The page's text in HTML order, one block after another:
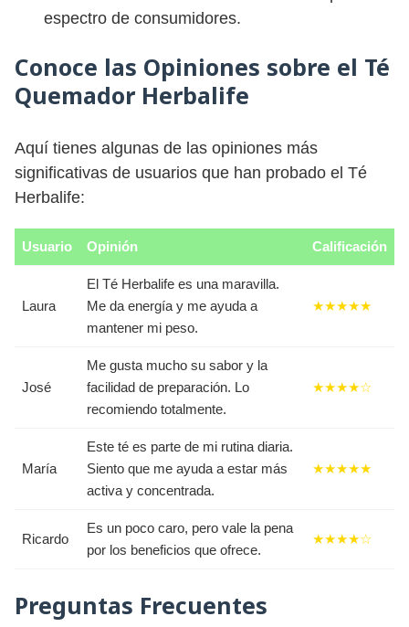
espectro de consumidores.
Conoce las Opiniones sobre el Té
Quemador Herbalife
Aquí tienes algunas de las opiniones más
significativas de usuarios que han probado el Té
Herbalife:
Usuario Opinión Calificación
Laura
El Té Herbalife es una maravilla.
Me da energía y me ayuda a
mantener mi peso.
★★★★★
José
Me gusta mucho su sabor y la
facilidad de preparación. Lo
recomiendo totalmente.
★★★★☆
María
Este té es parte de mi rutina diaria.
Siento que me ayuda a estar más
activa y concentrada.
★★★★★
Ricardo
Es un poco caro, pero vale la pena
por los beneficios que ofrece.
★★★★☆
Preguntas Frecuentes